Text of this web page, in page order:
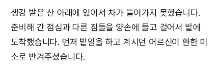
생강 밭은 산 아래에 있어서 차가 들어가지 못했습니다.
준비해 간 점심과 다른 짐들을 양손에 들고 걸어서 밭에
도착했습니다. 먼저 밭일을 하고 계시던 어르신이 환한 미
소로 반겨주셨습니다.